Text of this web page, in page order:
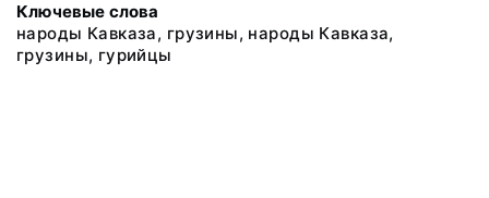
Ключевые слова
народы Кавказа, грузины, народы Кавказа,
грузины, гурийцы